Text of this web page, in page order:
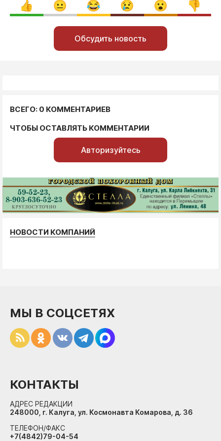
Обсудить новость
ВСЕГО: 0 КОММЕНТАРИЕВ
ЧТОБЫ ОСТАВЛЯТЬ КОММЕНТАРИИ
Авторизуйтесь
НОВОСТИ КОМПАНИЙ
МЫ В СОЦСЕТЯХ
КОНТАКТЫ
АДРЕС РЕДАКЦИИ
248000, г. Калуга, ул. Космонавта Комарова, д. 36
ТЕЛЕФОН/ФАКС
+7(4842)79-04-54